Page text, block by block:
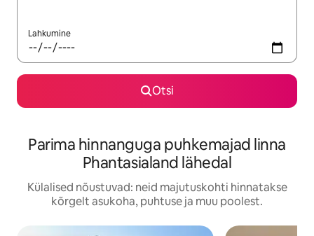
Lahkumine
Otsi
Parima hinnanguga puhkemajad linna
Phantasialand lähedal
Külalised nõustuvad: neid majutuskohti hinnatakse
kõrgelt asukoha, puhtuse ja muu poolest.